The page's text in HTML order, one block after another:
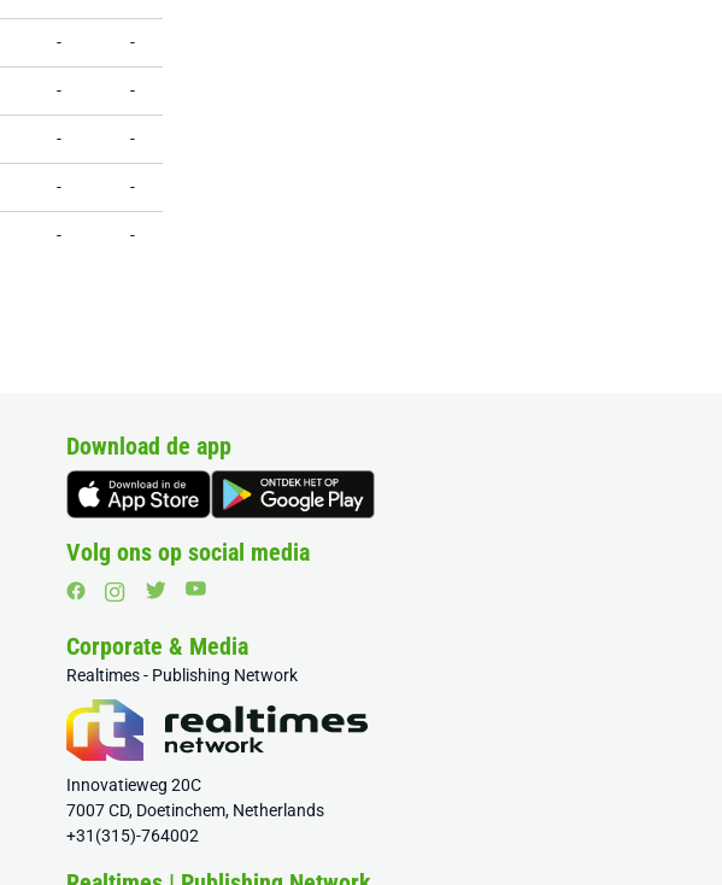
- -
- -
- -
- -
- -
Download de app
Volg ons op social media
Corporate & Media
Realtimes - Publishing Network
Innovatieweg 20C
7007 CD, Doetinchem, Netherlands
+31(315)-764002